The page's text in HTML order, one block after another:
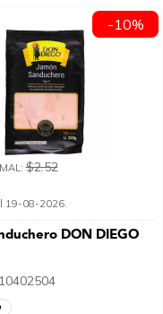
$2.52
19-08-2026.
DON DIEGO
-10%